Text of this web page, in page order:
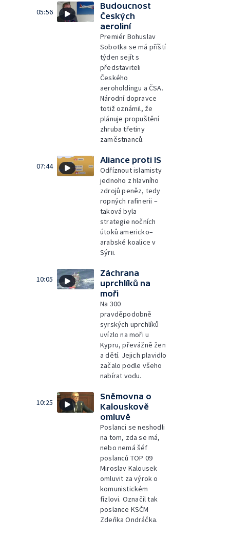
05:56
Budoucnost
Českých
aeroliní
Premiér Bohuslav
Sobotka se má příští
týden sejít s
představiteli
Českého
aeroholdingu a ČSA.
Národní dopravce
totiž oznámil, že
plánuje propuštění
zhruba třetiny
zaměstnanců.
07:44
Aliance proti IS
Odříznout islamisty
jednoho z hlavního
zdrojů peněz, tedy
ropných rafinerii –
taková byla
strategie nočních
útoků americko–
arabské koalice v
Sýrii.
10:05
Záchrana
uprchlíků na
moři
Na 300
pravděpodobně
syrských uprchlíků
uvízlo na moři u
Kypru, převážně žen
a dětí. Jejich plavidlo
začalo podle všeho
nabírat vodu.
10:25
Sněmovna o
Kalouskově
omluvě
Poslanci se neshodli
na tom, zda se má,
nebo nemá šéf
poslanců TOP 09
Miroslav Kalousek
omluvit za výrok o
komunistickém
fízlovi. Označil tak
poslance KSČM
Zdeňka Ondráčka.